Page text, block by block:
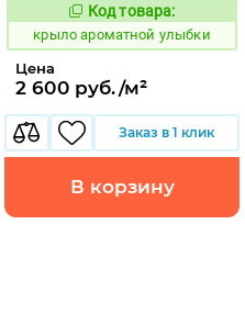
828486
Код товара:
крыло ароматной улыбки
Цена
2 600 руб./м²
Заказ в 1 клик
В корзину